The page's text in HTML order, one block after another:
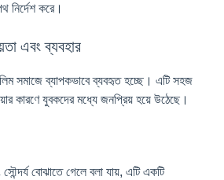
নির্দেশ করে।
এবং ব্যবহার
সমাজে ব্যাপকভাবে ব্যবহৃত হচ্ছে। এটি সহজ
কারণে যুবকদের মধ্যে জনপ্রিয় হয়ে উঠেছে।
বোঝাতে গেলে বলা যায়, এটি একটি